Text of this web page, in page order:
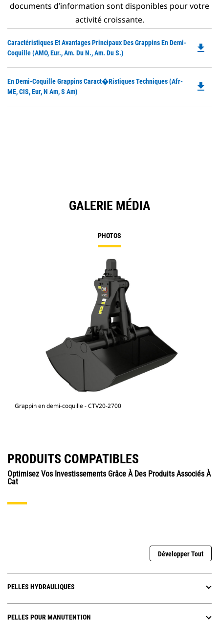
documents d’information sont disponibles pour votre
activité croissante.
Caractéristiques Et Avantages Principaux Des Grappins En Demi-
Coquille (AMO, Eur., Am. Du N., Am. Du S.)
file_download
En Demi-Coquille Grappins Caract�ristiques Techniques (Afr-
ME, CIS, Eur, N Am, S Am)
file_download
GALERIE MÉDIA
PHOTOS
Grappin en demi-coquille - CTV20-2700
PRODUITS COMPATIBLES
Optimisez Vos Investissements Grâce À Des Produits Associés À
Cat
Développer Tout
PELLES HYDRAULIQUES
PELLES POUR MANUTENTION